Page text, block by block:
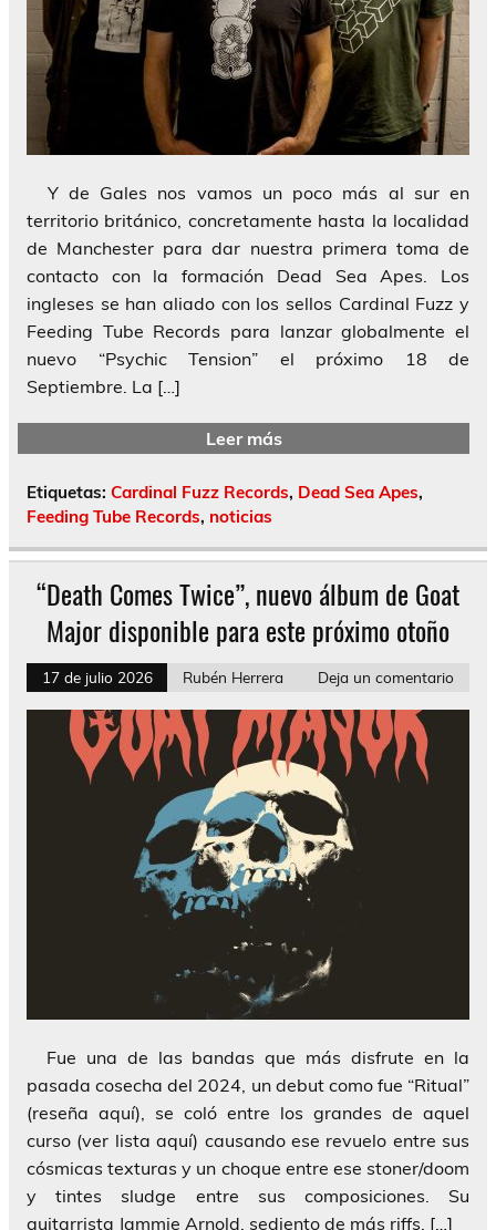
Y de Gales nos vamos un poco más al sur en
territorio británico, concretamente hasta la localidad
de Manchester para dar nuestra primera toma de
contacto con la formación Dead Sea Apes. Los
ingleses se han aliado con los sellos Cardinal Fuzz y
Feeding Tube Records para lanzar globalmente el
nuevo “Psychic Tension” el próximo 18 de
Septiembre. La […]
Leer más
Etiquetas: Cardinal Fuzz Records, Dead Sea Apes,
Feeding Tube Records, noticias
“Death Comes Twice”, nuevo álbum de Goat
Major disponible para este próximo otoño
17 de julio 2026 Rubén Herrera Deja un comentario
Fue una de las bandas que más disfrute en la
pasada cosecha del 2024, un debut como fue “Ritual”
(reseña aquí), se coló entre los grandes de aquel
curso (ver lista aquí) causando ese revuelo entre sus
cósmicas texturas y un choque entre ese stoner/doom
y tintes sludge entre sus composiciones. Su
guitarrista Jammie Arnold, sediento de más riffs, […]